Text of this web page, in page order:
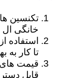
تکنسین
خانگی ال
استفاده
تا کار به
قیمت های
قابل